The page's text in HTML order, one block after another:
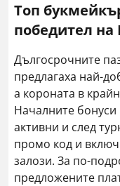
Топ
победител
Дългосрочните
предлагаха най-
а короната в
Началните бонуси
активни и след
промо код и
залози. За по-
предложените